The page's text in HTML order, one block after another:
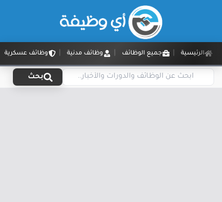
الرئيسية جميع الوظائف وظائف مدنية وظائف عسكرية
بحث